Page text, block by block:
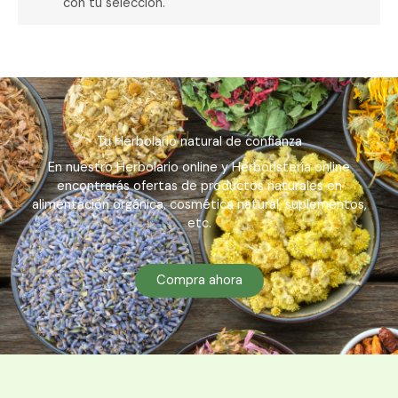
Tu Herbolario natural de confianza
En nuestro Herbolario online y Herboristería online
encontrarás ofertas de productos naturales en
alimentación orgánica, cosmética natural, suplementos,
etc.
Compra ahora